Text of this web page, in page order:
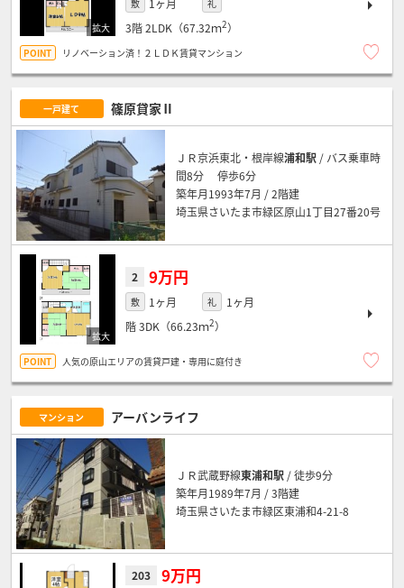
敷 1ヶ月 礼
3階2LDK（67.32ｍ2）
リノベーション済！２ＬＤＫ賃貸マンション
一戸建て 篠原貸家Ⅱ
ＪＲ京浜東北・根岸線浦和駅 / バス乗車時
間8分 停歩6分
築年月1993年7月 / 2階建
埼玉県さいたま市緑区原山1丁目27番20号
2 9万円
敷 1ヶ月 礼
1ヶ月
階3DK（66.23ｍ2）
人気の原山エリアの賃貸戸建・専用に庭付き
マンション アーバンライフ
ＪＲ武蔵野線東浦和駅 / 徒歩9分
築年月1989年7月 / 3階建
埼玉県さいたま市緑区東浦和4-21-8
203 9万円